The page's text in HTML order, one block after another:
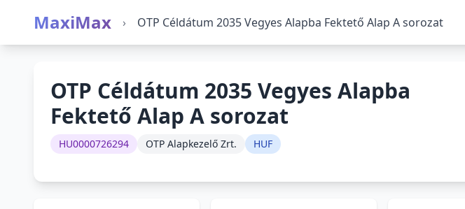
MaxiMax › OTP Céldátum 2035 Vegyes Alapba Fektető Alap A sorozat
OTP Céldátum 2035 Vegyes Alapba
Fektető Alap A sorozat
HU0000726294 OTP Alapkezelő Zrt. HUF